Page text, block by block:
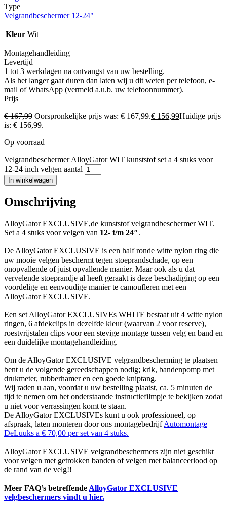
Type
Velgrandbeschermer 12-24"
Kleur Wit
Montagehandleiding
Levertijd
1 tot 3 werkdagen na ontvangst van uw bestelling.
Als het langer gaat duren dan laten wij u dit weten per telefoon, e-
mail of WhatsApp (vermeld a.u.b. uw telefoonnummer).
Prijs
€167,99 Oorspronkelijke prijs was: € 167,99.€ 156,99Huidige prijs
is: € 156,99.
Op voorraad
Velgrandbeschermer AlloyGator WIT kunststof set a 4 stuks voor
12-24 inch velgen aantal
In winkelwagen
Omschrijving
AlloyGator EXCLUSIVE,de kunststof velgrandbeschermer WIT.
Set a 4 stuks voor velgen van 12- t/m 24″.
De AlloyGator EXCLUSIVE is een half ronde witte nylon ring die
uw mooie velgen beschermt tegen stoeprandschade, op een
onopvallende of juist opvallende manier. Maar ook als u dat
vervelende stoeprandje al heeft geraakt is deze beschadiging op een
voordelige en eenvoudige manier te camoufleren met een
AlloyGator EXCLUSIVE.
Een set AlloyGator EXCLUSIVEs WHITE bestaat uit 4 witte nylon
ringen, 6 afdekclips in dezelfde kleur (waarvan 2 voor reserve),
roestvrijstalen clips voor een stevige montage tussen velg en band en
een duidelijke montagehandleiding.
Om de AlloyGator EXCLUSIVE velgrandbescherming te plaatsen
bent u de volgende gereedschappen nodig; krik, bandenpomp met
drukmeter, rubberhamer en een goede kniptang.
Wij raden u aan, voordat u uw bestelling plaatst, ca. 5 minuten de
tijd te nemen om het onderstaande instructiefilmpje te bekijken zodat
u niet voor verrassingen komt te staan.
De AlloyGator EXCLUSIVEs kunt u ook professioneel, op
afspraak, laten monteren door ons montagebedrijfAutomontage
DeLuuks a € 70,00 per set van 4 stuks.
AlloyGator EXCLUSIVE velgrandbeschermers zijn niet geschikt
voor velgen met getrokken banden of velgen met balanceerlood op
de rand van de velg!!
Meer FAQ’s betreffende AlloyGator EXCLUSIVE
velgbeschermers vindt u hier.